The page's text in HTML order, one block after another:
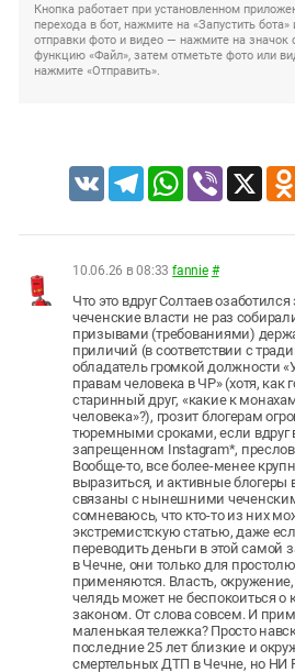
Кнопка работает при установленном
перехода в бот, нажмите на «Запустить
отправки фото и видео — нажмите на значок
функцию «Файл», затем отметьте фото или
нажмите «Отправить».
VK TelegramWhatsApp
Viber X
10.06.26 в 08:33 fannie #
Что это вдруг Солтаев
чеченские власти не раз
призывами (требованиями)
приличий (в соответствии с
обладатель громкой должности
правам человека в ЧР» (хотя, как
старинный друг, «какие к
человека»?), грозит блогерам
тюремными сроками, если вдруг
запрещенном Instagram*,
Вообще-то, все более-менее
выразиться, и активные блогеры
связаны с нынешними
сомневаюсь, что кто-то из них
экстремистскую статью, даже
переводить деньги в этой самой
в Чечне, они только для
применяются. Власть,
челядь может не беспокоиться о
законом. От слова совсем. И
маленькая тележка? Просто
последние 25 лет близкие и
смертельных ДТП в Чечне, но НИ